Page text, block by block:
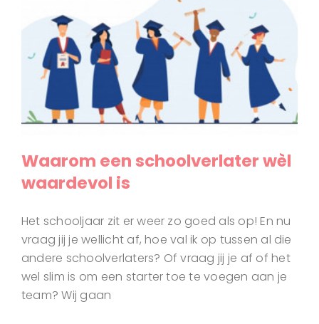
Waarom een schoolverlater wèl
waardevol is
Het schooljaar zit er weer zo goed als op! En nu
vraag jij je wellicht af, hoe val ik op tussen al die
andere schoolverlaters? Of vraag jij je af of het
wel slim is om een starter toe te voegen aan je
team? Wij gaan